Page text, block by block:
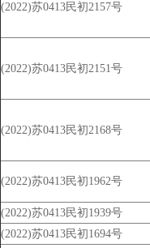
(2022)苏0413民初2157号
(2022)苏0413民初2151号
(2022)苏0413民初2168号
(2022)苏0413民初1962号
(2022)苏0413民初1939号
(2022)苏0413民初1694号